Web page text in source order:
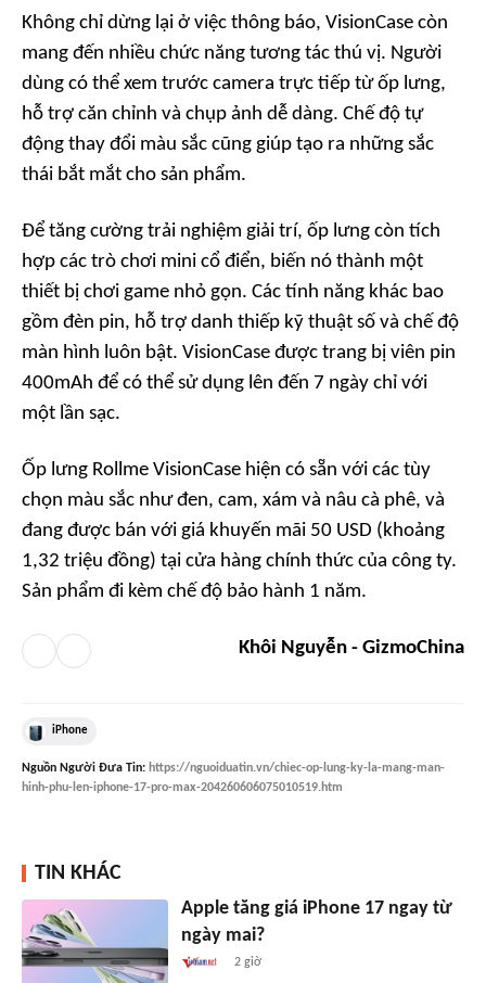
Không chỉ dừng lại ở việc thông báo, VisionCase còn
mang đến nhiều chức năng tương tác thú vị. Người
dùng có thể xem trước camera trực tiếp từ ốp lưng,
hỗ trợ căn chỉnh và chụp ảnh dễ dàng. Chế độ tự
động thay đổi màu sắc cũng giúp tạo ra những sắc
thái bắt mắt cho sản phẩm.
Để tăng cường trải nghiệm giải trí, ốp lưng còn tích
hợp các trò chơi mini cổ điển, biến nó thành một
thiết bị chơi game nhỏ gọn. Các tính năng khác bao
gồm đèn pin, hỗ trợ danh thiếp kỹ thuật số và chế độ
màn hình luôn bật. VisionCase được trang bị viên pin
400mAh để có thể sử dụng lên đến 7 ngày chỉ với
một lần sạc.
Ốp lưng Rollme VisionCase hiện có sẵn với các tùy
chọn màu sắc như đen, cam, xám và nâu cà phê, và
đang được bán với giá khuyến mãi 50 USD (khoảng
1,32 triệu đồng) tại cửa hàng chính thức của công ty.
Sản phẩm đi kèm chế độ bảo hành 1 năm.
Khôi Nguyễn - GizmoChina
iPhone
Nguồn Người Đưa Tin: https://nguoiduatin.vn/chiec-op-lung-ky-la-mang-man-
hinh-phu-len-iphone-17-pro-max-204260606075010519.htm
TIN KHÁC
Apple tăng giá iPhone 17 ngay từ
ngày mai?
2 giờ